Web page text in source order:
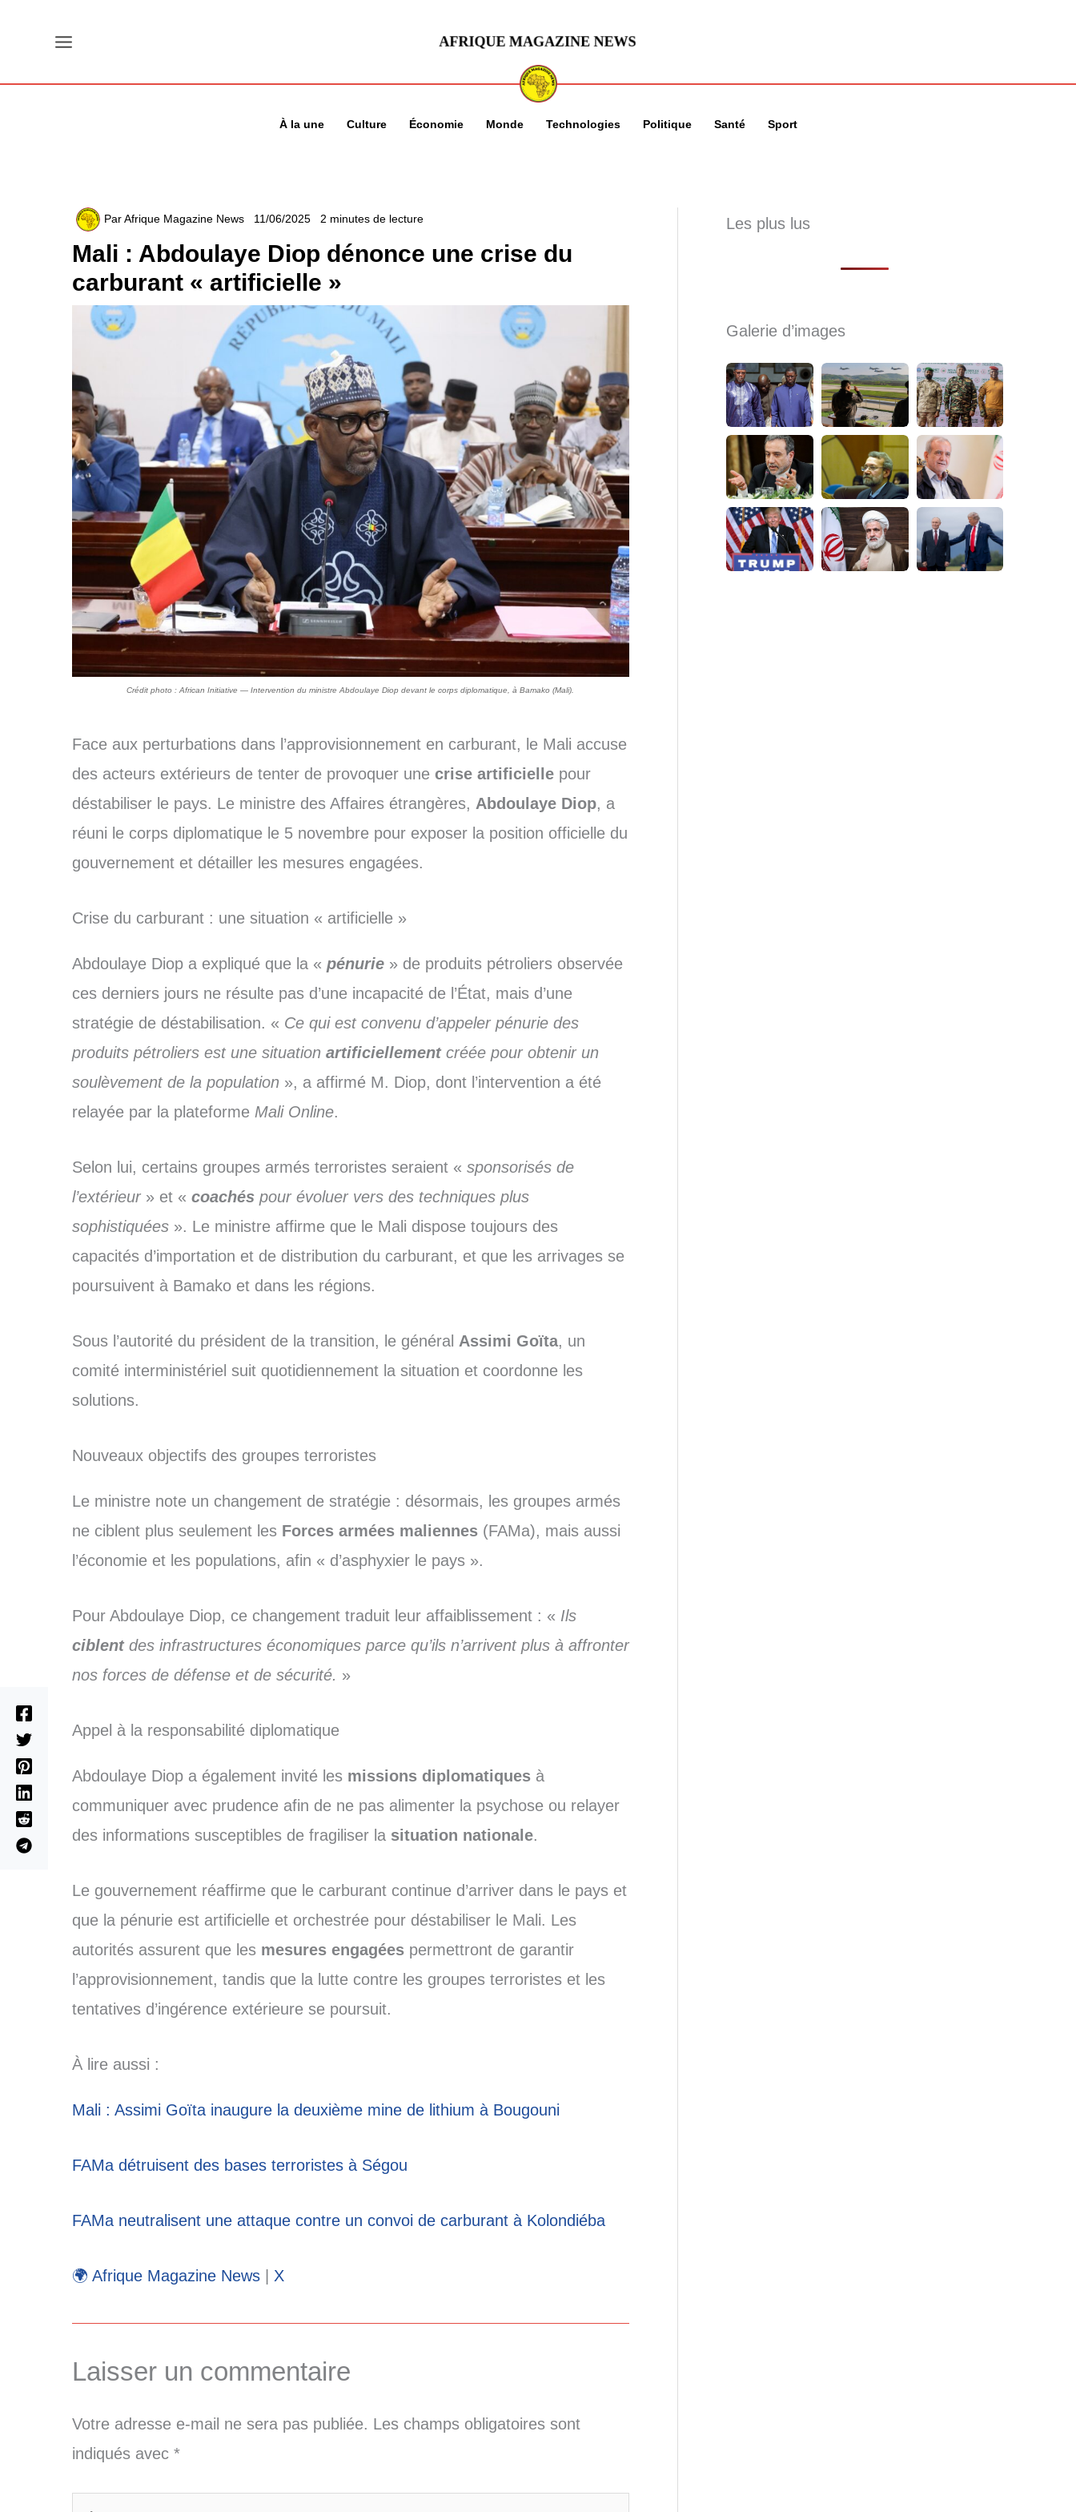
À la une Culture Économie Monde Technologies Politique Santé Sport
ParAfrique Magazine News 11/06/2025 2 minutes de lecture
Mali : Abdoulaye Diop dénonce une crise du
carburant « artificielle »
Crédit photo : African Initiative — Intervention du ministre Abdoulaye Diop devant le corps diplomatique, à Bamako (Mali).
Face aux perturbations dans l’approvisionnement en carburant, le Mali accuse
des acteurs extérieurs de tenter de provoquer une crise artificielle pour
déstabiliser le pays. Le ministre des Affaires étrangères, Abdoulaye Diop, a
réuni le corps diplomatique le 5 novembre pour exposer la position officielle du
gouvernement et détailler les mesures engagées.
Crise du carburant : une situation « artificielle »
Abdoulaye Diop a expliqué que la « pénurie» de produits pétroliers observée
ces derniers jours ne résulte pas d’une incapacité de l’État, mais d’une
stratégie de déstabilisation. « Ce qui est convenu d’appeler pénurie des
produits pétroliers est une situation artificiellement créée pour obtenir un
soulèvement de la population », a affirmé M. Diop, dont l’intervention a été
relayée par la plateformeMali Online.
Selon lui, certains groupes armés terroristes seraient « sponsorisés de
l’extérieur » et « coachéspour évoluer vers des techniques plus
sophistiquées». Le ministre affirme que le Mali dispose toujours des
capacités d’importation et de distribution du carburant, et que les arrivages se
poursuivent à Bamako et dans les régions.
Sous l’autorité du président de la transition, le général Assimi Goïta, un
comité interministériel suit quotidiennement la situation et coordonne les
solutions.
Nouveaux objectifs des groupes terroristes
Le ministre note un changement de stratégie : désormais, les groupes armés
ne ciblent plus seulement les Forces armées maliennes (FAMa), mais aussi
l’économie et les populations, afin « d’asphyxier le pays ».
Pour Abdoulaye Diop, ce changement traduit leur affaiblissement : « Ils
ciblent des infrastructures économiques parce qu’ils n’arrivent plus à affronter
nos forces de défense et de sécurité. »
Appel à la responsabilité diplomatique
Abdoulaye Diop a également invité les missions diplomatiquesà
communiquer avec prudence afin de ne pas alimenter la psychose ou relayer
des informations susceptibles de fragiliser la situation nationale.
Le gouvernement réaffirme que le carburant continue d’arriver dans le pays et
que la pénurie est artificielle et orchestrée pour déstabiliser le Mali. Les
autorités assurent que les mesures engagéespermettront de garantir
l’approvisionnement, tandis que la lutte contre les groupes terroristes et les
tentatives d’ingérence extérieure se poursuit.
À lire aussi :
Mali : Assimi Goïta inaugure la deuxième mine de lithium à Bougouni
FAMa détruisent des bases terroristes à Ségou
FAMa neutralisent une attaque contre un convoi de carburant à Kolondiéba
🌍 Afrique Magazine News X
Laisser un commentaire
Votre adresse e-mail ne sera pas publiée. Les champs obligatoires sont
indiqués avec *
Écrivez
Les plus lus
Galerie d’images